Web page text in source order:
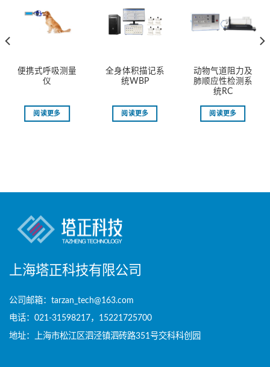
便携式呼吸测量
仪
阅读更多
全身体积描记系
统WBP
阅读更多
动物气道阻力及
肺顺应性检测系
统RC
阅读更多
上海塔正科技有限公司
公司邮箱：tarzan_tech@163.com
电话：021-31598217，15221725700
地址：上海市松江区泗泾镇泗砖路351号交科科创园